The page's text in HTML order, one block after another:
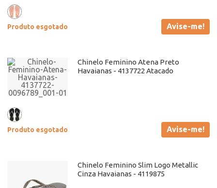
Produto esgotado Avise-me!
Chinelo Feminino Atena Preto
Havaianas - 4137722 Atacado
Produto esgotado Avise-me!
Chinelo Feminino Slim Logo Metallic
Cinza Havaianas - 4119875